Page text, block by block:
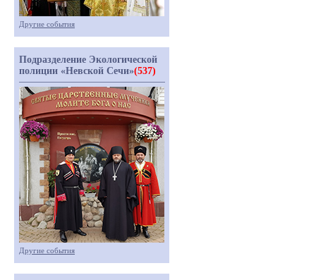
Другие события
Подразделение Экологической
полиции «Невской Сечи»(537)
Другие события